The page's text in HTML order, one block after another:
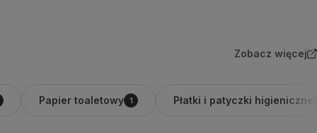
Zobacz więcej
Papier toaletowy 1 Płatki i patyczki higieniczne